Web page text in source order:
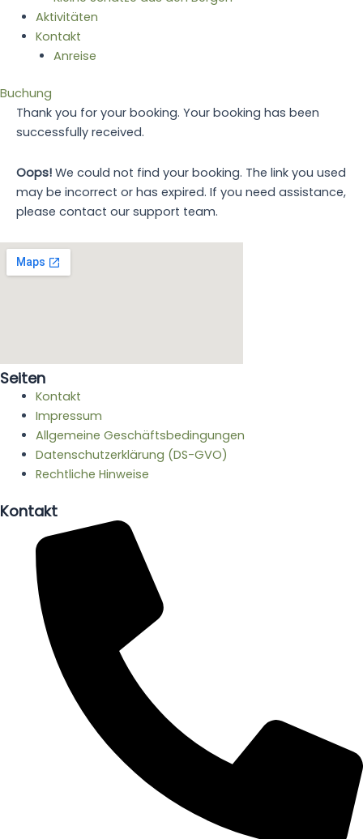
Aktivitäten
Kontakt
Anreise
Buchung
Thank you for your booking. Your booking has been
successfully received.
Oops! We could not find your booking. The link you used
may be incorrect or has expired. If you need assistance,
please contact our support team.
Seiten
Kontakt
Impressum
Allgemeine Geschäftsbedingungen
Datenschutzerklärung (DS-GVO)
Rechtliche Hinweise
Kontakt